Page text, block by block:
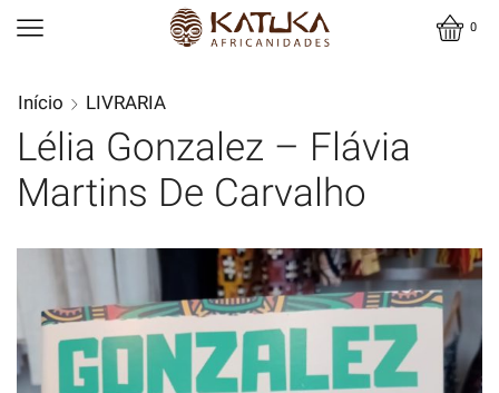
0
Início LIVRARIA
Lélia Gonzalez – Flávia
Martins De Carvalho